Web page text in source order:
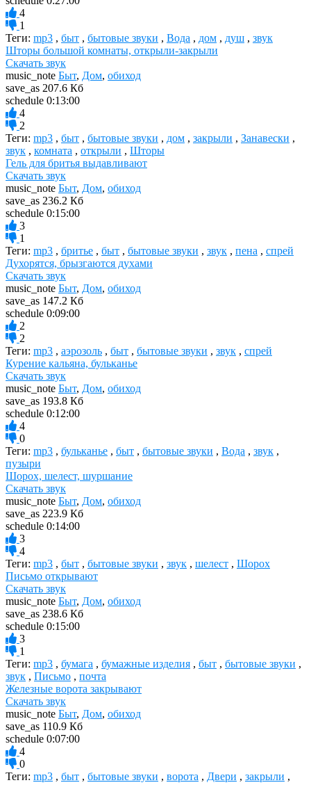
4
1
Теги: mp3 , быт , бытовые звуки , Вода , дом , душ , звук
Шторы большой комнаты, открыли-закрыли
Скачать звук
music_note Быт, Дом, обиход
save_as 207.6 Кб
schedule 0:13:00
4
2
Теги: mp3 , быт , бытовые звуки , дом , закрыли , Занавески ,
звук , комната , открыли , Шторы
Гель для бритья выдавливают
Скачать звук
music_note Быт, Дом, обиход
save_as 236.2 Кб
schedule 0:15:00
3
1
Теги: mp3 , бритье , быт , бытовые звуки , звук , пена , спрей
Духорятся, брызгаются духами
Скачать звук
music_note Быт, Дом, обиход
save_as 147.2 Кб
schedule 0:09:00
2
2
Теги: mp3 , аэрозоль , быт , бытовые звуки , звук , спрей
Курение кальяна, бульканье
Скачать звук
music_note Быт, Дом, обиход
save_as 193.8 Кб
schedule 0:12:00
4
0
Теги: mp3 , бульканье , быт , бытовые звуки , Вода , звук ,
пузыри
Шорох, шелест, шуршание
Скачать звук
music_note Быт, Дом, обиход
save_as 223.9 Кб
schedule 0:14:00
3
4
Теги: mp3 , быт , бытовые звуки , звук , шелест , Шорох
Письмо открывают
Скачать звук
music_note Быт, Дом, обиход
save_as 238.6 Кб
schedule 0:15:00
3
1
Теги: mp3 , бумага , бумажные изделия , быт , бытовые звуки ,
звук , Письмо , почта
Железные ворота закрывают
Скачать звук
music_note Быт, Дом, обиход
save_as 110.9 Кб
schedule 0:07:00
4
0
Теги: mp3 , быт , бытовые звуки , ворота , Двери , закрыли ,